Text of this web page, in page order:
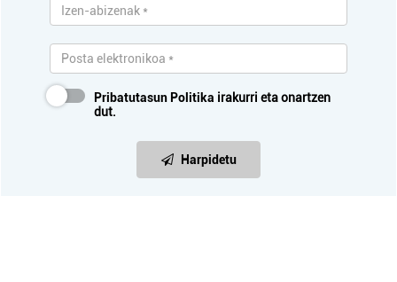
Pribatutasun Politika irakurri eta onartzen
dut.
Harpidetu